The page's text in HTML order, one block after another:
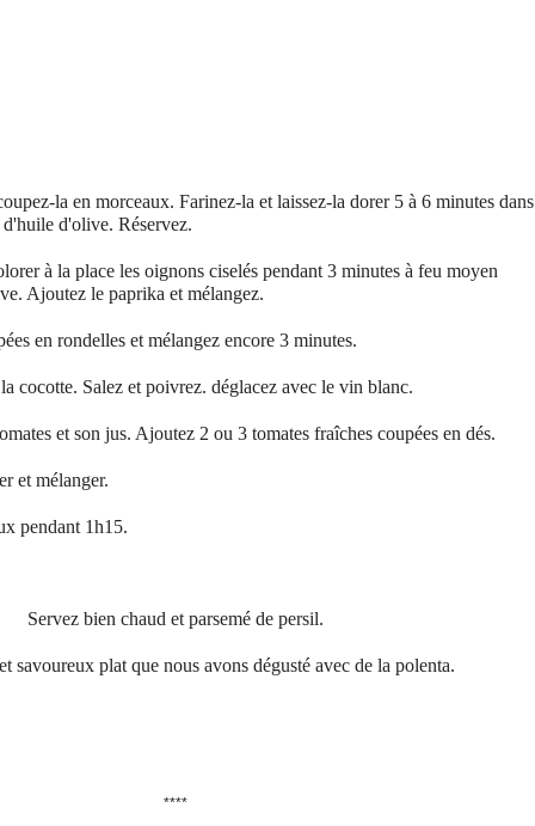
la en morceaux. Farinez-la et laissez-la dorer 5 à 6 minutes dans
d'olive. Réservez.
à la place les oignons ciselés pendant 3 minutes à feu moyen
Ajoutez le paprika et mélangez.
en rondelles et mélangez encore 3 minutes.
cocotte. Salez et poivrez. déglacez avec le vin blanc.
et son jus. Ajoutez 2 ou 3 tomates fraîches coupées en dés.
et mélanger.
pendant 1h15.
Servez bien chaud et parsemé de persil.
savoureux plat que nous avons dégusté avec de la polenta.
****